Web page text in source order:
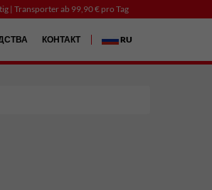
| Transporter ab 99,90 € pro Tag
КОНТАКТ RU